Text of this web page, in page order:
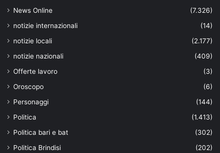
News Online
(7.326)
notizie internazionali
(14)
notizie locali
(2.177)
notizie nazionali
(409)
Offerte lavoro
(3)
Oroscopo
(6)
Personaggi
(144)
Politica
(1.413)
Politica bari e bat
(302)
Politica Brindisi
(202)